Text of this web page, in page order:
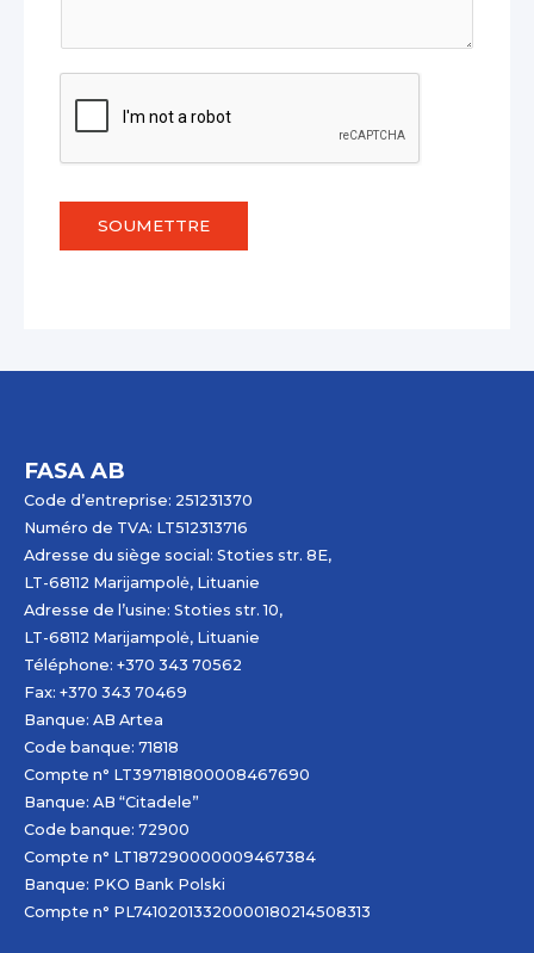
SOUMETTRE
FASA AB
Code d’entreprise: 251231370
Numéro de TVA: LT512313716
Adresse du siège social: Stoties str. 8E,
LT-68112 Marijampolė, Lituanie
Adresse de l’usine: Stoties str. 10,
LT-68112 Marijampolė, Lituanie
Téléphone: +370 343 70562
Fax: +370 343 70469
Banque: AB Artea
Code banque: 71818
Compte n° LT397181800008467690
Banque: AB “Citadele”
Code banque: 72900
Compte n° LT187290000009467384
Banque: PKO Bank Polski
Compte n° PL74102013320000180214508313